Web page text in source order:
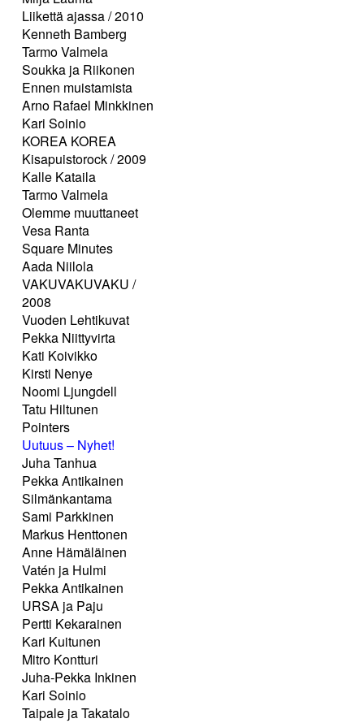
Liikettä ajassa / 2010
Kenneth Bamberg
Tarmo Valmela
Soukka ja Riikonen
Ennen muistamista
Arno Rafael Minkkinen
Kari Soinio
KOREA KOREA
Kisapuistorock / 2009
Kalle Kataila
Tarmo Valmela
Olemme muuttaneet
Vesa Ranta
Square Minutes
Aada Niilola
VAKUVAKUVAKU /
2008
Vuoden Lehtikuvat
Pekka Niittyvirta
Kati Koivikko
Kirsti Nenye
Noomi Ljungdell
Tatu Hiltunen
Pointers
Uutuus – Nyhet!
Juha Tanhua
Pekka Antikainen
Silmänkantama
Sami Parkkinen
Markus Henttonen
Anne Hämäläinen
Vatén ja Hulmi
Pekka Antikainen
URSA ja Paju
Pertti Kekarainen
Kari Kuitunen
Mitro Kontturi
Juha-Pekka Inkinen
Kari Soinio
Taipale ja Takatalo